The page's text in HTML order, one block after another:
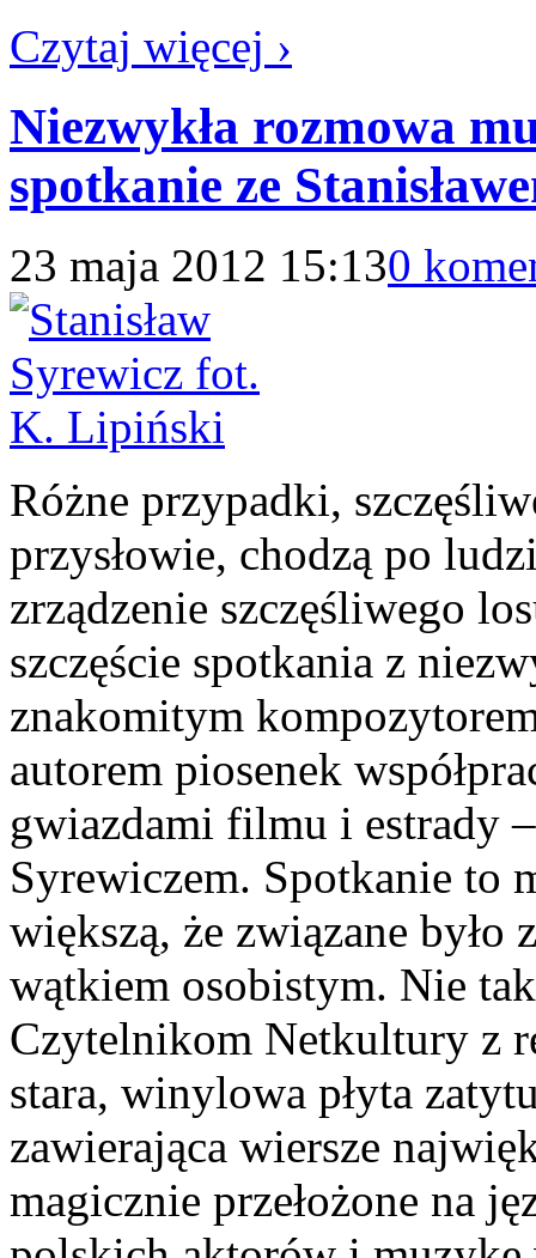
Czytaj więcej ›
Niezwykła rozmowa
spotkanie ze
23 maja 2012 15:130
Różne przypadki,
przysłowie, chodzą po
zrządzenie szczęśliwego
szczęście spotkania z
znakomitym
autorem piosenek
gwiazdami filmu i estrady –
Syrewiczem. Spotkanie to
większą, że związane
wątkiem osobistym. Nie
Czytelnikom Netkultury z
stara, winylowa płyta
zawierająca wiersze
magicznie przełożone na